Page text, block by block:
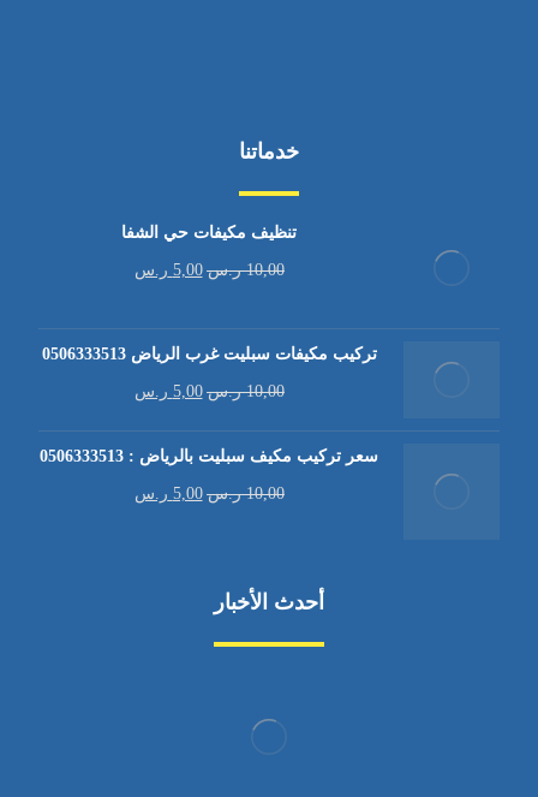
خدماتنا
تنظيف مكيفات حي الشفا
10,00 ر.س 5,00 ر.س
تركيب مكيفات سبليت غرب الرياض 0506333513
10,00 ر.س 5,00 ر.س
سعر تركيب مكيف سبليت بالرياض : 0506333513
10,00 ر.س 5,00 ر.س
أحدث الأخبار